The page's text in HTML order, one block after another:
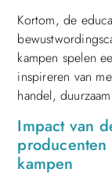
Kortom, de
kampen spelen
inspireren van
handel,
Impact van
kampen